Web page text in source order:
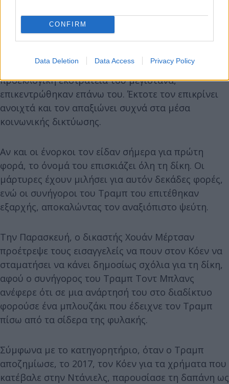
CONFIRM
Data Deletion Data Access Privacy Policy
Ο Κόεν ανέλαβε προσωπικός δικηγόρος του Τραμπ
αφού ξεκίνησε η προεδρική θητεία του το 2017
ομοσπονδιακοί εισαγγελείς, που ερευνούσαν την
προεκλογική εκστρατεία του μεγιστάνα,
επικεντρώθηκαν επάνω του. Έκτοτε τον επικρίνει
ανοιχτά και τον απαξιώνει συχνά στα μέσα
κοινωνικής δικτύωσης.
Αν και οι ένορκοι τον είδαν σήμερα για πρώτη
φορά, το όνομά του επισκιάζει όλη τη δίκη. Οι
μάρτυρες έχουν μιλήσει για αυτόν δεκάδες φορές,
ενώ οι συνήγοροι του Τραμπ του επιτέθηκαν
εξαρχής, αποκαλώντας τον αναξιόπιστο ψεύτη.
Την Παρασκευή, ο δικαστής Χουάν Μέρτσαν
προέτρεψε τους εισαγγελείς να πουν στον Κόεν να
σταματήσει να κάνει δημοσίως σχόλια για τη δίκη,
αφού ο συνήγορος του Τραμπ Τοντ Μπλανς
ανέφερε ότι σε μια ανάρτησή του στο διαδίκτυο
φορούσε ένα μπλουζάκι που έδειχνε τον Τραμπ
πίσω από τα σίδερα της φυλακής.
Σύμφωνα με το κατηγορητήριο, όταν ο Τραμπ
αποζημίωσε, το 2017, τον Κόεν για τα χρήματα που
κατέβαλε στην Ντάνιελς, παρουσίασε τη δαπάνη ως